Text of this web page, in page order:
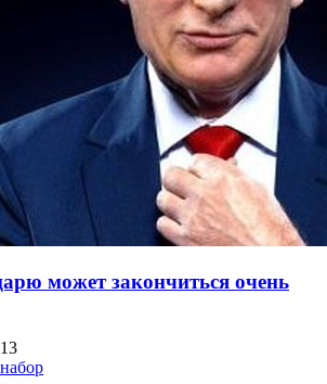
может закончиться очень